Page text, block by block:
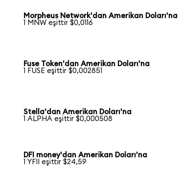
Morpheus Network'dan Amerikan Doları'na
1 MNW eşittir $0,0116
Fuse Token'dan Amerikan Doları'na
1 FUSE eşittir $0,002851
Stella'dan Amerikan Doları'na
1 ALPHA eşittir $0,000508
DFI money'dan Amerikan Doları'na
1 YFII eşittir $24,59